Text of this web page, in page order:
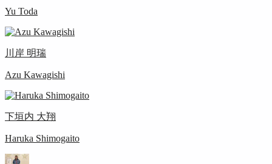
Yu Toda
川岸 明瑞
Azu Kawagishi
下垣内 大翔
Haruka Shimogaito